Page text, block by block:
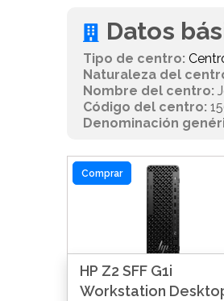
Datos
Tipo de centro:
Naturaleza del
Nombre del centro:
Código del centro:
Denominación
Comprar
HP Z2 SFF G1i
Workstation